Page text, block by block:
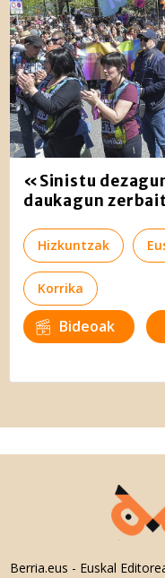
«Sinistu
daukagun
Hizkuntzak
Korrika
Bideoak
Berria.eus - Euskal